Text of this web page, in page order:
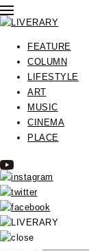
FEATURE
COLUMN
LIFESTYLE
ART
MUSIC
CINEMA
PLACE